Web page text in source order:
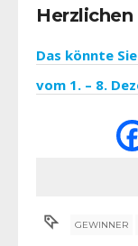
Das könnte
vom 1. – 8.
GEWINNER